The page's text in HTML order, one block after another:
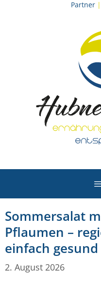
Partner |
Sommersalat
Pflaumen –
einfach gesund
2. August 2026